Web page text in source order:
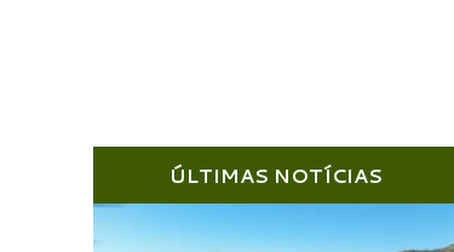
ÚLTIMAS NOTÍCIAS